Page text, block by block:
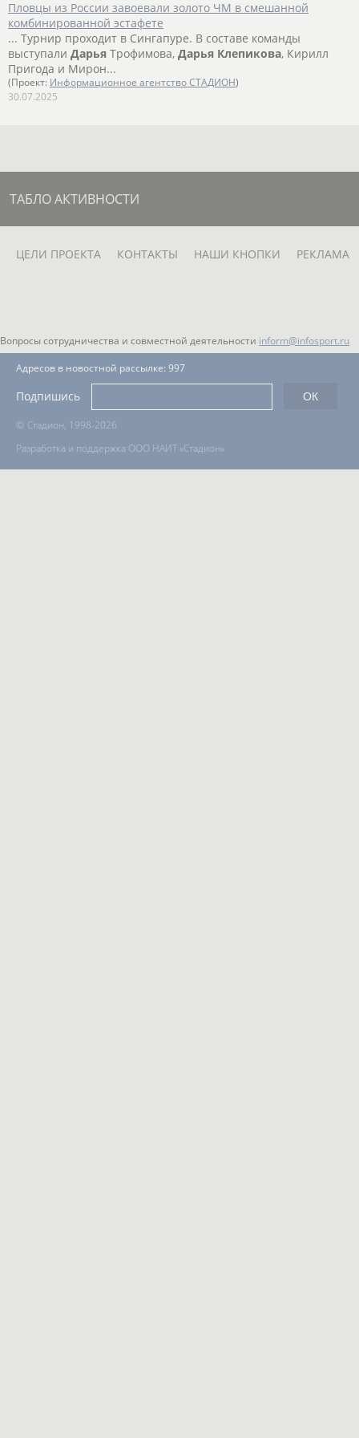
Пловцы из России завоевали золото ЧМ в смешанной
комбинированной эстафете
... Турнир проходит в Сингапуре. В составе команды
выступали Дарья Трофимова, Дарья Клепикова, Кирилл
Пригода и Мирон...
(Проект: Информационное агентство СТАДИОН)
30.07.2025
ТАБЛО АКТИВНОСТИ
ЦЕЛИ ПРОЕКТА КОНТАКТЫ НАШИ КНОПКИ РЕКЛАМА
Вопросы сотрудничества и совместной деятельности inform@infosport.ru
© Стадион, 1998-2026
Разработка и поддержка ООО НАИТ «Стадион»
Адресов в новостной рассылке: 997
Подпишись